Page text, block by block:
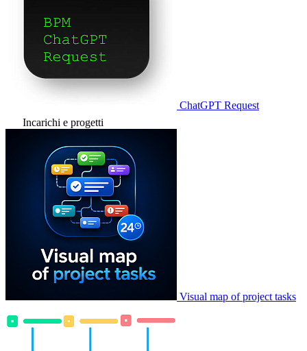
ChatGPT Request
Incarichi e progetti
Visual map of project tasks